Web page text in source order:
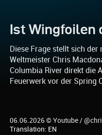
Ist Wingfoilen
Diese Frage stellt sich
Weltmeister Chris
Columbia River direkt die
Feuerwerk vor der Spring
06.06.2026 © Youtube /
Translation: EN